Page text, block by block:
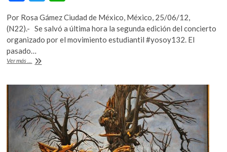
e
b
o
k
w
itt
er
h
at
s
p
Por Rosa Gámez Ciudad de México, México, 25/06/12,
(N22).- Se salvó a última hora la segunda edición del concierto
organizado por el movimiento estudiantil #yosoy132. El
pasado…
Ver más ... Festival
música
a
favor
del
#Yosoy132